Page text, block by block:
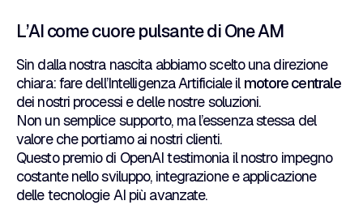
L’AI come cuore pulsante di One AM
Sin dalla nostra nascita abbiamo scelto una direzione
chiara: fare dell’Intelligenza Artificiale il motore centrale
dei nostri processi e delle nostre soluzioni.
Non un semplice supporto, ma l’essenza stessa del
valore che portiamo ai nostri clienti.
Questo premio di OpenAI testimonia il nostro impegno
costante nello sviluppo, integrazione e applicazione
delle tecnologie AI più avanzate.